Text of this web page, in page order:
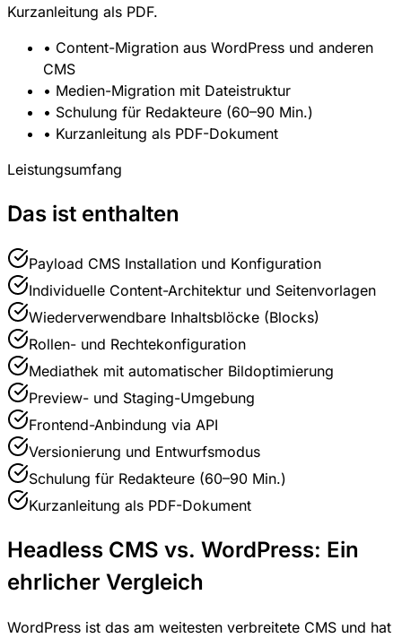
Kurzanleitung als PDF.
• Content-Migration aus WordPress und anderen
CMS
• Medien-Migration mit Dateistruktur
• Schulung für Redakteure (60–90 Min.)
• Kurzanleitung als PDF-Dokument
Leistungsumfang
Das ist enthalten
Payload CMS Installation und Konfiguration
Individuelle Content-Architektur und Seitenvorlagen
Wiederverwendbare Inhaltsblöcke (Blocks)
Rollen- und Rechtekonfiguration
Mediathek mit automatischer Bildoptimierung
Preview- und Staging-Umgebung
Frontend-Anbindung via API
Versionierung und Entwurfsmodus
Schulung für Redakteure (60–90 Min.)
Kurzanleitung als PDF-Dokument
Headless CMS vs. WordPress: Ein
ehrlicher Vergleich
WordPress ist das am weitesten verbreitete CMS und hat